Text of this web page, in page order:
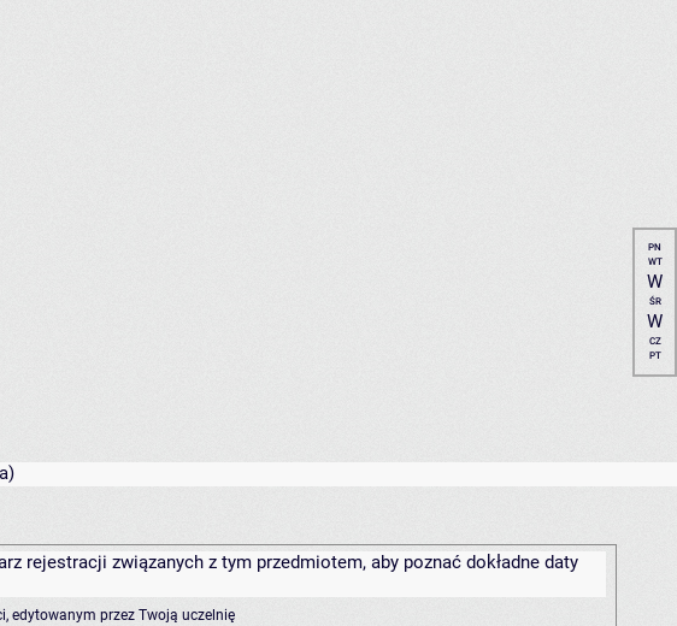
PN
WT
W
ŚR
W
CZ
PT
rejestracji związanych z tym przedmiotem, aby poznać dokładne daty
edytowanym przez Twoją uczelnię